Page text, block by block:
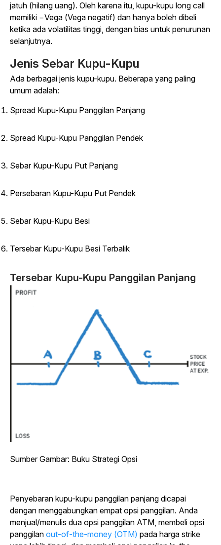
jatuh (hilang uang). Oleh karena itu, kupu-kupu long call
memiliki −Vega (Vega negatif) dan hanya boleh dibeli
ketika ada volatilitas tinggi, dengan bias untuk penurunan
selanjutnya.
Jenis Sebar Kupu-Kupu
Ada berbagai jenis kupu-kupu. Beberapa yang paling
umum adalah:
Spread Kupu-Kupu Panggilan Panjang
Spread Kupu-Kupu Panggilan Pendek
Sebar Kupu-Kupu Put Panjang
Persebaran Kupu-Kupu Put Pendek
Sebar Kupu-Kupu Besi
Tersebar Kupu-Kupu Besi Terbalik
Tersebar Kupu-Kupu Panggilan Panjang
Sumber Gambar: Buku Strategi Opsi
Penyebaran kupu-kupu panggilan panjang dicapai
dengan menggabungkan empat opsi panggilan. Anda
menjual/menulis dua opsi panggilan ATM, membeli opsi
panggilan out-of-the-money (OTM) pada harga strike